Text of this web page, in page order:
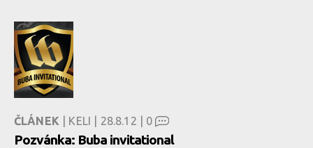
ČLÁNEK | KELI | 28.8.12 | 0
Pozvánka: Buba invitational